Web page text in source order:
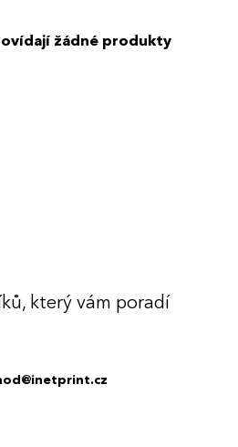
žádné produkty
který vám poradí